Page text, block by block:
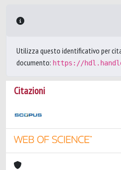
Utilizza questo identificativo per
documento: https://
Citazioni